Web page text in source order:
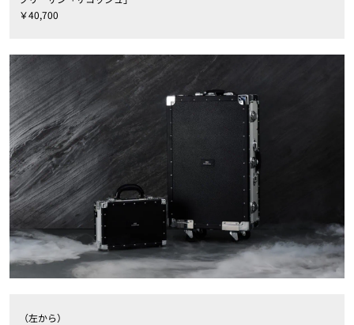
￥40,700
（左から）